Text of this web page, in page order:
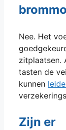
Nee. Het
zitplaatsen.
tasten de
kunnen
Zijn er